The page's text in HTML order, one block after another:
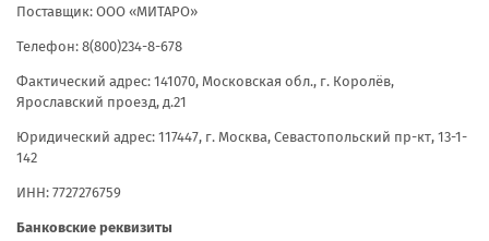
Поставщик: ООО «МИТАРО»
Телефон: 8(800)234-8-678
Фактический адрес: 141070, Московская обл., г. Королёв,
Ярославский проезд, д.21
Юридический адрес: 117447, г. Москва, Севастопольский пр-кт, 13-1-
142
ИНН: 7727276759
Банковские реквизиты